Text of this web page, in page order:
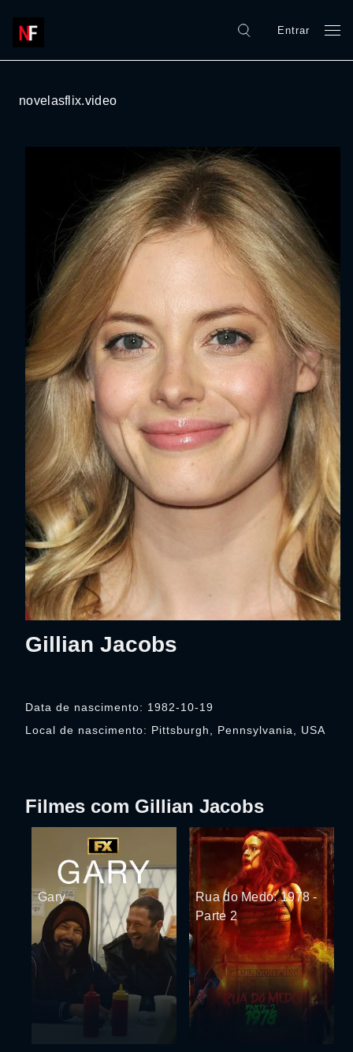
Entrar
novelasflix.video
Gillian Jacobs
Data de nascimento: 1982-10-19
Local de nascimento: Pittsburgh, Pennsylvania, USA
Filmes com Gillian Jacobs
Gary
Rua do Medo: 1978 -
Parte 2